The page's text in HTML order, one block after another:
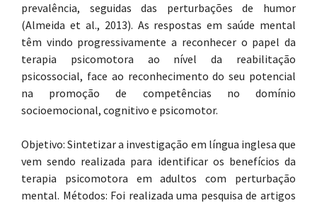
prevalência, seguidas das perturbações de humor
(Almeida et al., 2013). As respostas em saúde mental
têm vindo progressivamente a reconhecer o papel da
terapia psicomotora ao nível da reabilitação
psicossocial, face ao reconhecimento do seu potencial
na promoção de competências no domínio
socioemocional, cognitivo e psicomotor.
Objetivo: Sintetizar a investigação em língua inglesa que
vem sendo realizada para identificar os benefícios da
terapia psicomotora em adultos com perturbação
mental. Métodos: Foi realizada uma pesquisa de artigos